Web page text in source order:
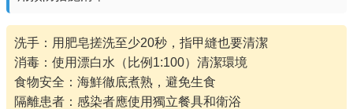
洗手：用肥皂搓洗至少20秒，指甲縫也要清潔
消毒：使用漂白水（比例1:100）清潔環境
食物安全：海鮮徹底煮熟，避免生食
隔離患者：感染者應使用獨立餐具和衛浴